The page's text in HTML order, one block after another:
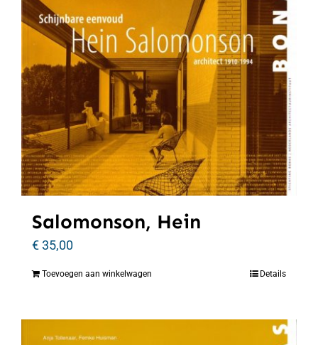
Salomonson, Hein
€35,00
Toevoegen aan winkelwagen Details